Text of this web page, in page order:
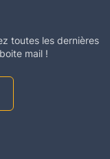
toutes les dernières
mail !